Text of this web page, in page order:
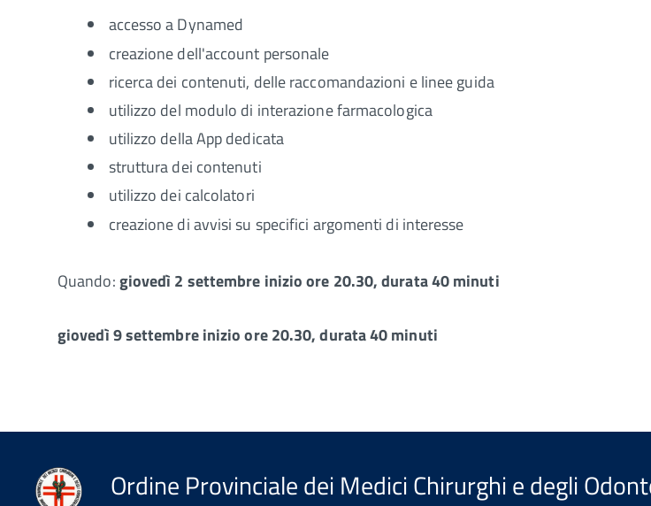
accesso a Dynamed
creazione dell'account personale
ricerca dei contenuti, delle raccomandazioni e linee guida
utilizzo del modulo di interazione farmacologica
utilizzo della App dedicata
struttura dei contenuti
utilizzo dei calcolatori
creazione di avvisi su specifici argomenti di interesse
Quando:giovedì 2 settembre inizio ore 20.30, durata 40 minuti
giovedì 9 settembre inizio ore 20.30, durata 40 minuti
Ordine Provinciale dei Medici Chirurghi e degli